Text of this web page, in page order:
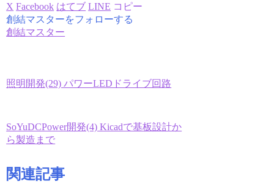
X Facebook はてブ LINE コピー
創結マスターをフォローする
創結マスター
照明開発(29) パワーLEDドライブ回路
SoYuDCPower開発(4) Kicadで基板設計か
ら製造まで
関連記事